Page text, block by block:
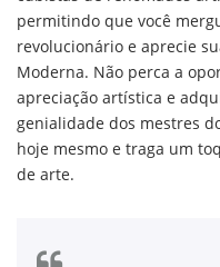
permitindo que você
revolucionário e aprecie
Moderna. Não perca a
apreciação artística e
genialidade dos mestres
hoje mesmo e traga um
de arte.